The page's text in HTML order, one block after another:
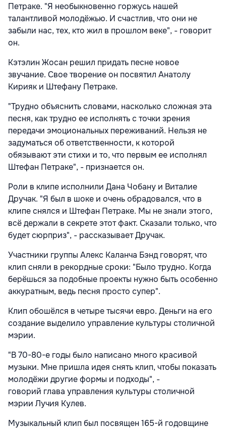
Петраке. "Я необыкновенно горжусь нашей
талантливой молодёжью. И счастлив, что они не
забыли нас, тех, кто жил в прошлом веке", - говорит
он.
Кэтэлин Жосан решил придать песне новое
звучание. Свое творение он посвятил Анатолу
Кирияк и Штефану Петраке.
"Трудно объяснить словами, насколько сложная эта
песня, как трудно ее исполнять с точки зрения
передачи эмоциональных переживаний. Нельзя не
задуматься об ответственности, к которой
обязывают эти стихи и то, что первым ее исполнял
Штефан Петраке", - признается он.
Роли в клипе исполнили Дана Чобану и Виталие
Дручак. "Я был в шоке и очень обрадовался, что в
клипе снялся и Штефан Петраке. Мы не знали этого,
всё держали в секрете этот факт. Сказали только, что
будет сюрприз", - рассказывает Дручак.
Участники группы Алекс Каланча Бэнд говорят, что
клип сняли в рекордные сроки: "Было трудно. Когда
берёшься за подобные проекты нужно быть особенно
аккуратным, ведь песня просто супер".
Клип обошёлся в четыре тысячи евро. Деньги на его
создание выделило управление культуры столичной
мэрии.
"В 70-80-е годы было написано много красивой
музыки. Мне пришла идея снять клип, чтобы показать
молодёжи другие формы и подходы", -
говорий глава управления культуры столичной
мэрии Лучия Кулев.
Музыкальный клип был посвящен 165-й годовщине